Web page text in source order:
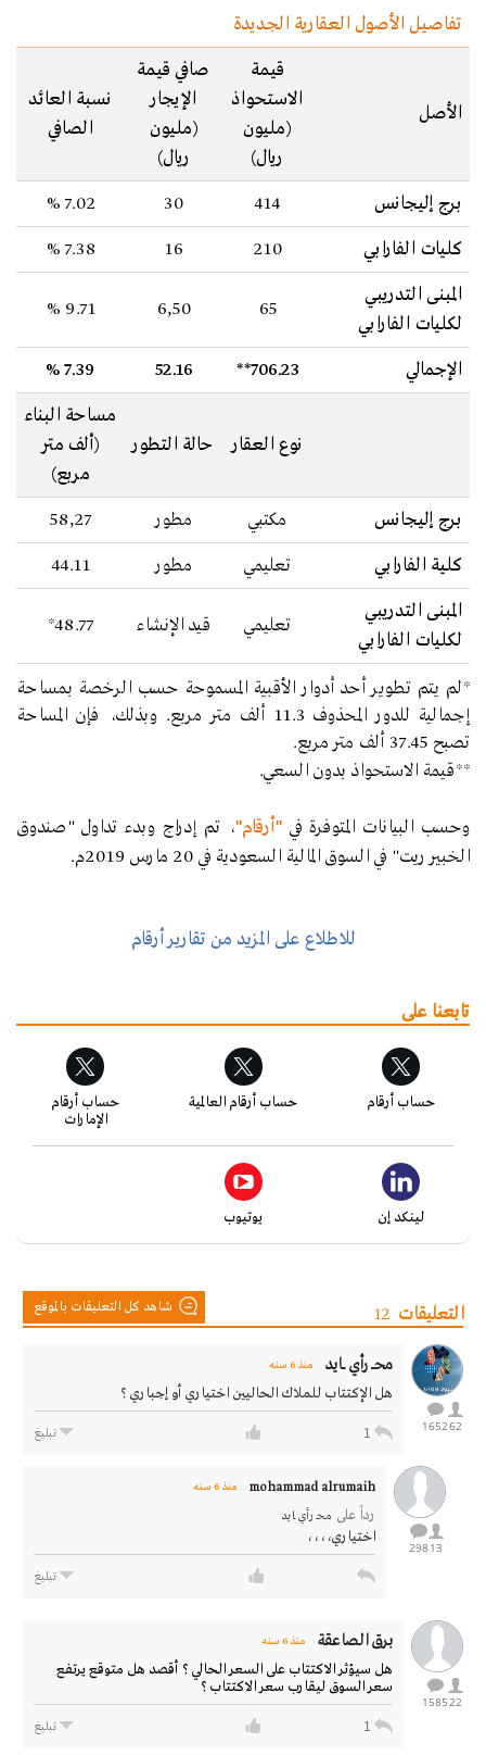
تفاصيل الأصول العقارية الجديدة
الأصل
قيمة
الاستحواذ
(مليون
ريال)
صافي قيمة
الإيجار
(مليون
ريال)
نسبة العائد
الصافي
برج إليجانس 414
30
7.02 %
كليات الفارابي
210
16
7.38 %
المبنى التدريبي
لكليات الفارابي
65
6,50
9.71 %
الإجمالي 706.23**
52.16
7.39 %
نوع العقار حالة التطور
مساحة البناء
(ألف متر
مربع)
برج إليجانس
مكتبي مطور
58,27
كلية الفارابي
تعليمي مطور
44.11
المبنى التدريبي
لكليات الفارابي
تعليمي قيد الإنشاء 48.77*
*لم يتم تطوير أحد أدوار الأقبية المسموحة حسب الرخصة بمساحة
إجمالية للدور المحذوف 11.3 ألف متر مربع. وبذلك، فإن المساحة
تصبح 37.45 ألف متر مربع.
**قيمة الاستحواذ بدون السعي.
وحسب البيانات المتوفرة في "أرقام"، تم إدراج وبدء تداول "صندوق
الخبير ريت" في السوق المالية السعودية في 20 مارس 2019م.
للاطلاع على المزيد من تقارير أرقام
تابعنا على
حساب أرقام
الإمارات
حساب أرقام العالمية حساب أرقام
يوتيوب لينكد إن
شاهد كل التعليقات بالموقع التعليقات 12
62
1652
محـــ رأي ـــايد منذ 6 سنه
هل الإكتتاب للملاك الحاليين اختياري أو إجباري ؟
1 تبليغ
13
298
mohammad alrumaih منذ 6 سنه
رداً على محـــ رأي ـــايد
اختياري،،،،
تبليغ
22
1585
برق الصاعقة منذ 6 سنه
هل سيؤثر الاكتتاب على السعر الحالي ؟ أقصد هل متوقع يرتفع
سعر السوق ليقارب سعر الاكتتاب ؟
1 تبليغ